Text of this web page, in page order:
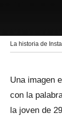
La historia de
Una imagen
con la
la joven de